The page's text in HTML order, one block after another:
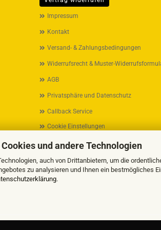
und andere Technologien
auch von Drittanbietern, um die
zu analysieren und Ihnen ein bestmögliches
.
Impressum
Kontakt
Versand- & Zahlungsbedingungen
Widerrufsrecht & Muster-
AGB
Privatsphäre und Datenschutz
Callback Service
Cookie Einstellungen